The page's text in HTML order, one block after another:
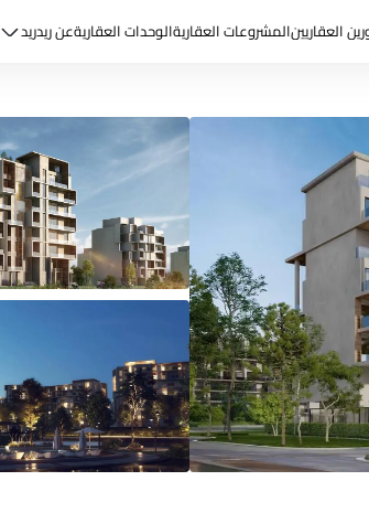
العقاريينالمشروعات العقاريةالوحدات العقاريةعن ريدريد